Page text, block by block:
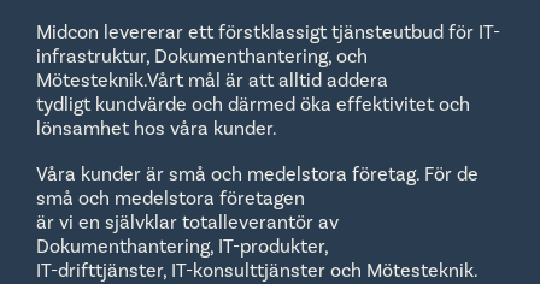
Midcon levererar ett förstklassigt tjänsteutbud för IT-
infrastruktur, Dokumenthantering, och
Mötesteknik.Vårt mål är att alltid addera
tydligt kundvärde och därmed öka effektivitet och
lönsamhet hos våra kunder.
Våra kunder är små och medelstora företag. För de
små och medelstora företagen
är vi en självklar totalleverantör av
Dokumenthantering, IT-produkter,
IT-drifttjänster, IT-konsulttjänster och Mötesteknik.